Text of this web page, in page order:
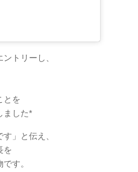
トリーし、
とを
ました*
」と伝え、
を
す。